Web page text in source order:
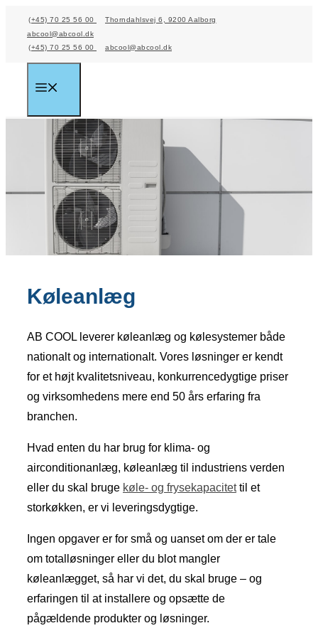
indhold
(+45) 70 25 56 00
Thorndahlsvej 6, 9200 Aalborg
abcool@abcool.dk
(+45) 70 25 56 00
abcool@abcool.dk
Menu
Køleanlæg
AB COOL leverer køleanlæg og kølesystemer både
nationalt og internationalt. Vores løsninger er kendt
for et højt kvalitetsniveau, konkurrencedygtige priser
og virksomhedens mere end 50 års erfaring fra
branchen.
Hvad enten du har brug for klima- og
airconditionanlæg, køleanlæg til industriens verden
eller du skal bruge køle- og frysekapacitettil et
storkøkken, er vi leveringsdygtige.
Ingen opgaver er for små og uanset om der er tale
om totalløsninger eller du blot mangler
køleanlægget, så har vi det, du skal bruge – og
erfaringen til at installere og opsætte de
pågældende produkter og løsninger.